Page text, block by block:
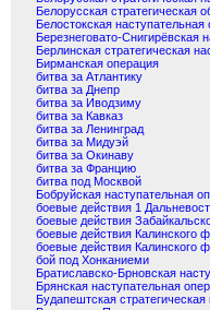
Белорусская стратегическая
Белостокская наступательная
Березнеговато-Снигирёвская
Берлинская стратегическая
Бирманская операция
битва за Атлантику
битва за Днепр
битва за Иводзиму
битва за Кавказ
битва за Ленинград
битва за Мидуэй
битва за Окинаву
битва за Францию
битва под Москвой
Бобруйская наступательная
боевые действия 1
боевые действия
боевые действия Калинского
боевые действия Калинского
бой под Хонканиеми
Братиславско-Брновская
Брянская наступательная
Будапештская